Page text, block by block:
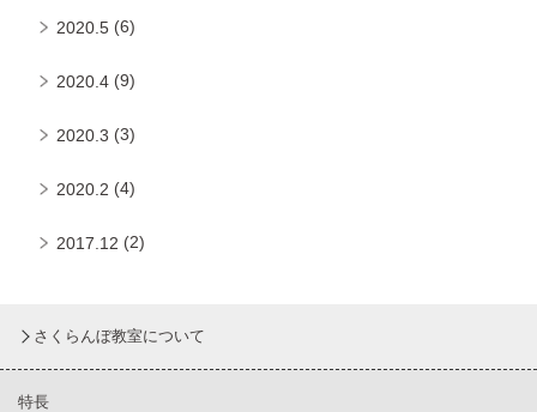
2020.5 (6)
2020.4 (9)
2020.3 (3)
2020.2 (4)
2017.12 (2)
さくらんぼ教室について
特長